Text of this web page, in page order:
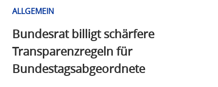
ALLGEMEIN
Bundesrat billigt schärfere
Transparenzregeln für
Bundestagsabgeordnete